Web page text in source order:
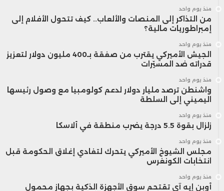
منذ يوم واحد
من التذاكر إلى المنصات والألعاب.. كيف تتحول الأفلام إلى
إمبراطوريات مالية؟
منذ يوم واحد
الجيش الأميركي يقترب من صفقة بـ400 مليون دولار لتعزيز
قدراته ضد المسيّرات
منذ يوم واحد
واشنطن ترصد مليار دولار لدعم كولومبيا مع وصول رئيسها
اليميني إلى السلطة
منذ يوم واحد
زلزال بقوة 5.5 درجة يضرب منطقة في ألاسكا
منذ يوم واحد
مجلس الشيوخ الأميركي يتحرك لتفادي إغلاق الحكومة قبل
انتخابات الكونغرس
منذ يوم واحد
أوبن إيه آي تقتحم سوق الأجهزة الذكية بجهاز محمول